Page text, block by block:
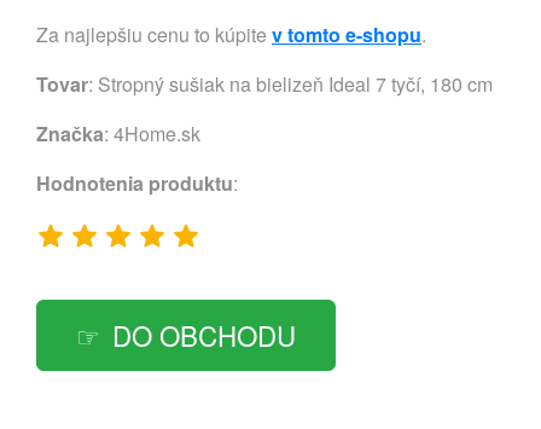
Za najlepšiu cenu to kúpite v tomto e-shopu.
Tovar: Stropný sušiak na bielizeň Ideal 7 tyčí, 180 cm
Značka: 4Home.sk
Hodnotenia produktu:
DO OBCHODU